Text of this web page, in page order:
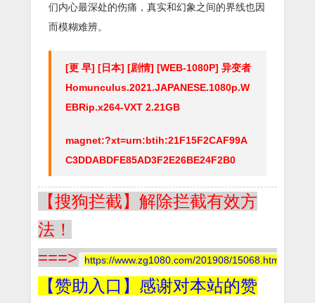
们内心最深处的伤痛，真实和幻象之间的界线也因
而模糊难辨。
[更 早] [日本] [剧情] [WEB-1080P] 异变者
Homunculus.2021.JAPANESE.1080p.W
EBRip.x264-VXT 2.21GB
magnet:?xt=urn:btih:21F15F2CAF99A
C3DDABDFE85AD3F2E26BE24F2B0
【搜狗拦截】解除拦截有效方
法！
===>
https://www.zg1080.com/201908/15068.html
【赞助入口】感谢对本站的赞